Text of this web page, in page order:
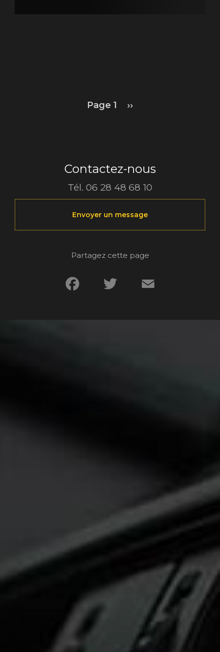
Page 1
Page
››
Contactez-nous
Tél. 06 28 48 68 10
Envoyer un message
Partagez cette page